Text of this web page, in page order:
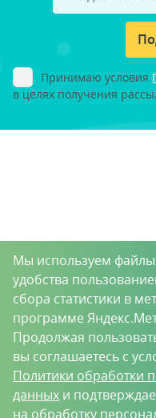
Принимаю условия
в целях получения
Мы используем файлы
удобства
сбора статистики в
программе
Продолжая
вы соглашаетесь с
Политики обработки
данных и
на обработку